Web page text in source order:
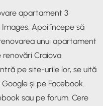
apartament 3
Apoi începe să
unui apartament
Craiova
pe site-urile lor, se uită
și pe Facebook.
sau pe forum. Cere